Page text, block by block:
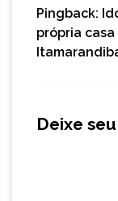
Pingback:
própria
Deixe